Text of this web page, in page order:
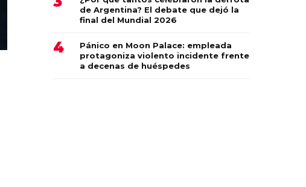
de Argentina? El debate que dejó la
final del Mundial 2026
Pánico en Moon Palace: empleada
protagoniza violento incidente frente
a decenas de huéspedes